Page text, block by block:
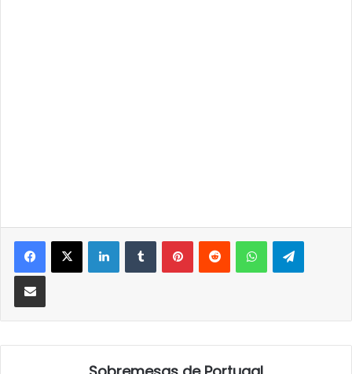
LinkedInTumblrPinterestReddit WhatsApp
Partilhar Via Email